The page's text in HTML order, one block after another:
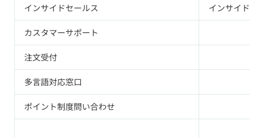
インサイドセールス インサイドセ
カスタマーサポート
注文受付
多言語対応窓口
ポイント制度問い合わせ